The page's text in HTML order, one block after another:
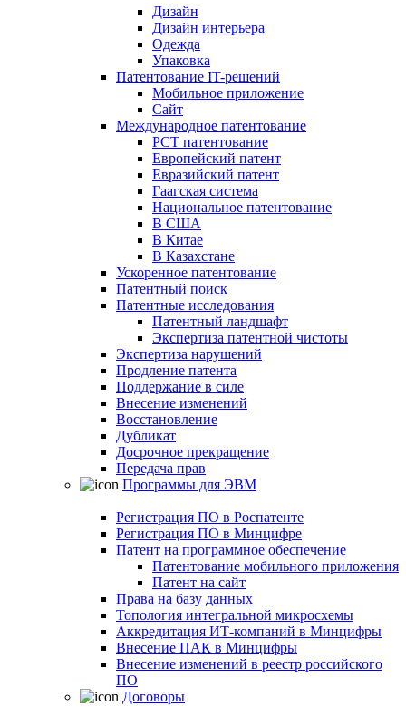
Дизайн
Дизайн интерьера
Одежда
Упаковка
Патентование IT-решений
Мобильное приложение
Сайт
Международное патентование
PCT патентование
Европейский патент
Евразийский патент
Гаагская система
Национальное патентование
В США
В Китае
В Казахстане
Ускоренное патентование
Патентный поиск
Патентные исследования
Патентный ландшафт
Экспертиза патентной чистоты
Экспертиза нарушений
Продление патента
Поддержание в силе
Внесение изменений
Восстановление
Дубликат
Досрочное прекращение
Передача прав
Программы для ЭВМ
Регистрация ПО в Роспатенте
Регистрация ПО в Минцифре
Патент на программное обеспечение
Патентование мобильного приложения
Патент на сайт
Права на базу данных
Топология интегральной микросхемы
Аккредитация ИТ-компаний в Минцифры
Внесение ПАК в Минцифры
Внесение изменений в реестр российского
ПО
Договоры